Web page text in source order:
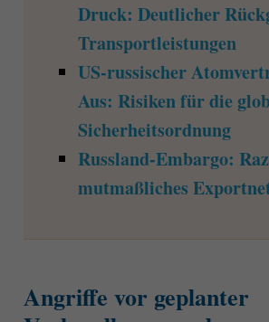
Druck: Deutlicher
Transportleistungen
US-russischer
Aus: Risiken für die
Sicherheitsordnung
Russland-Embargo:
mutmaßliches
Angriffe vor geplanter